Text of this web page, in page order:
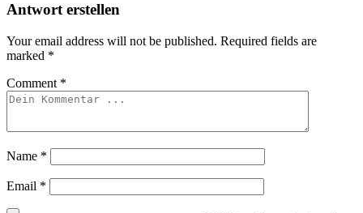
Antwort erstellen
Your email address will not be published. Required fields are
marked *
Comment *
Name *
Email *